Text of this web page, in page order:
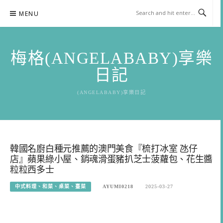
content
MENU
梅格(ANGELABABY)享樂
日記
(ANGELABABY)享樂日記
韓國名廚白種元推薦的澳門美食『梳打冰室 氹仔
店』蘋果綠小屋、銷魂滑蛋豬扒芝士菠蘿包、花生醬
粒粒西多士
中式料理、和菜、桌菜、臺菜 AYUMI0218 2025-03-27